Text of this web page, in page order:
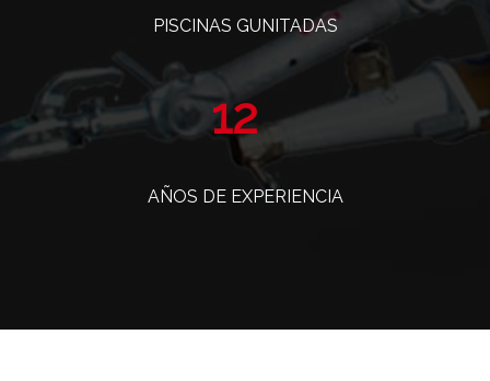
PISCINAS GUNITADAS
14
AÑOS DE EXPERIENCIA